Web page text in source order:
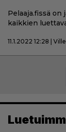
Pelaaja.fissä on
kaikkien
11.1.2022 12:28 |